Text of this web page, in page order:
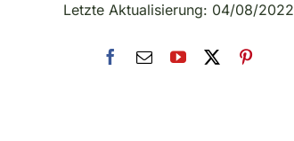
Letzte Aktualisierung: 04/08/2022